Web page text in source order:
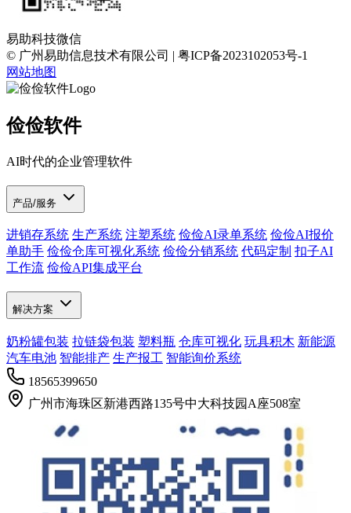
易助科技微信
© 广州易助信息技术有限公司 | 粤ICP备2023102053号-1
网站地图
俭俭软件
AI时代的企业管理软件
产品/服务
进销存系统 生产系统 注塑系统 俭俭AI录单系统 俭俭AI报价
单助手 俭俭仓库可视化系统 俭俭分销系统 代码定制 扣子AI
工作流 俭俭API集成平台
解决方案
奶粉罐包装 拉链袋包装 塑料瓶 仓库可视化 玩具积木 新能源
汽车电池 智能排产 生产报工 智能询价系统
18565399650
广州市海珠区新港西路135号中大科技园A座508室